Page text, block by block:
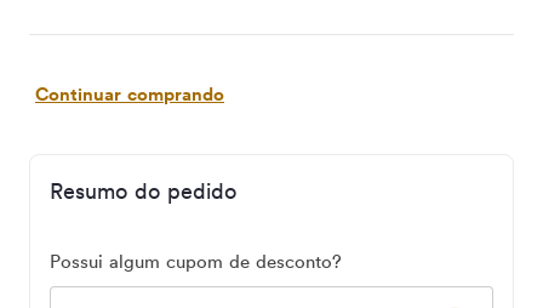
Continuar comprando
Resumo do pedido
Possui algum cupom de desconto?